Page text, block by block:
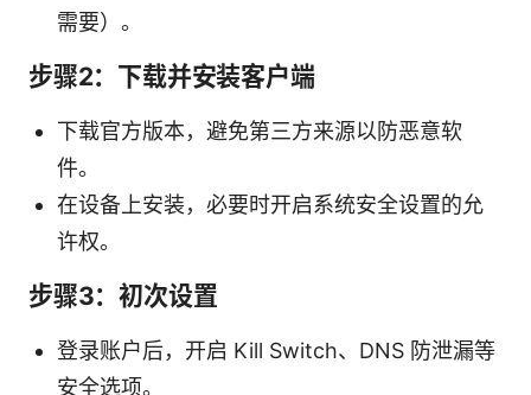
需要）。
步骤2：下载并安装客户端
下载官方版本，避免第三方来源以防恶意软
件。
在设备上安装，必要时开启系统安全设置的允
许权。
步骤3：初次设置
登录账户后，开启 Kill Switch、DNS 防泄漏等
安全选项。